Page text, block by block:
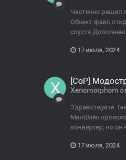
Частично решил
Объект файл
спустя
17 июля, 2024
[CoP]
Xenomorphom
Здравствуйте.
МилШэйп
конвертер, но
17 июля, 2024